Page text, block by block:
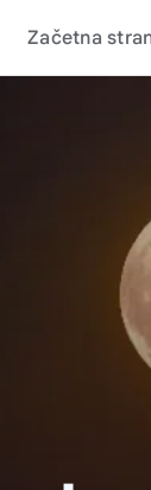
Začetna